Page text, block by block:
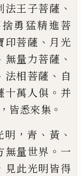
法王子菩薩 、
勇猛精進菩
印菩薩 、 月光
無量力菩薩 、
法相菩薩 、 自
十萬人俱 。 并
， 皆悉來集 。
明 ， 青 、 黃 、
無量世界 。 一
見此光明皆得